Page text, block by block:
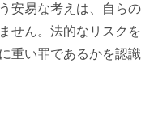
安易な考えは、自らの
せん。法的なリスクを
重い罪であるかを認識